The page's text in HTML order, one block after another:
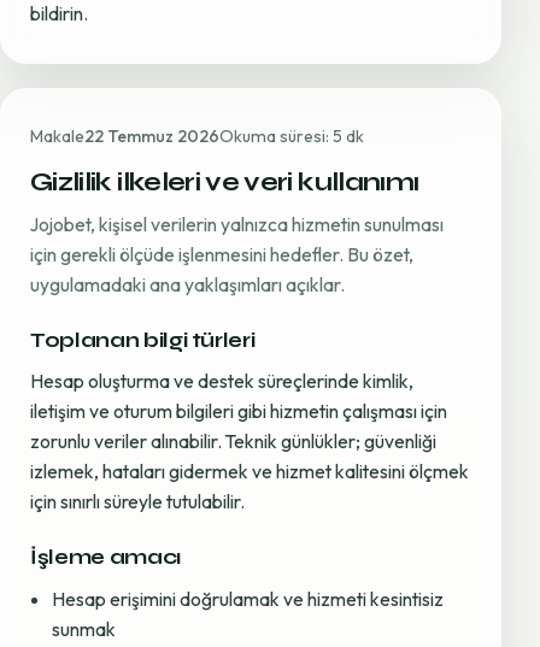
bildirin.
Makale22 Temmuz 2026Okuma süresi: 5 dk
Gizlilik ilkeleri ve veri kullanımı
Jojobet, kişisel verilerin yalnızca hizmetin sunulması
için gerekli ölçüde işlenmesini hedefler. Bu özet,
uygulamadaki ana yaklaşımları açıklar.
Toplanan bilgi türleri
Hesap oluşturma ve destek süreçlerinde kimlik,
iletişim ve oturum bilgileri gibi hizmetin çalışması için
zorunlu veriler alınabilir. Teknik günlükler; güvenliği
izlemek, hataları gidermek ve hizmet kalitesini ölçmek
için sınırlı süreyle tutulabilir.
İşleme amacı
Hesap erişimini doğrulamak ve hizmeti kesintisiz
sunmak